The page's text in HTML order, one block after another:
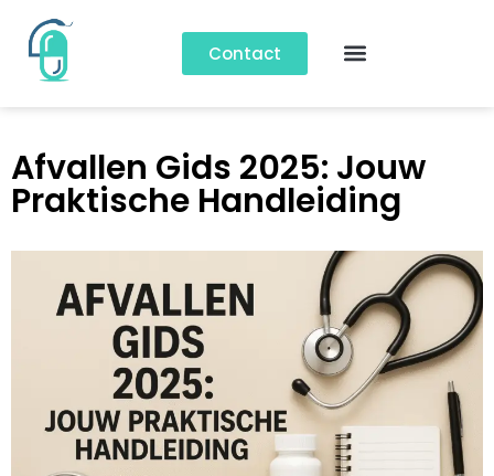
Contact
Afvallen Gids 2025: Jouw
Praktische Handleiding